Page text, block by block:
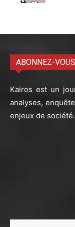
ABONNEZ-
Kairos est un
analyses,
enjeux de société.